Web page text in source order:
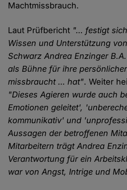
Machtmissbrauch.
Laut Prüfbericht "… festigt
Wissen und Unterstützung
Schwarz Andrea Enzinger
als Bühne für ihre
missbraucht … hat". Weiter
"Dieses Agieren wurde auch
Emotionen geleitet',
kommunikativ' und
Aussagen der betroffenen
Mitarbeitern trägt Andrea
Verantwortung für ein
war von Angst, Intrige und